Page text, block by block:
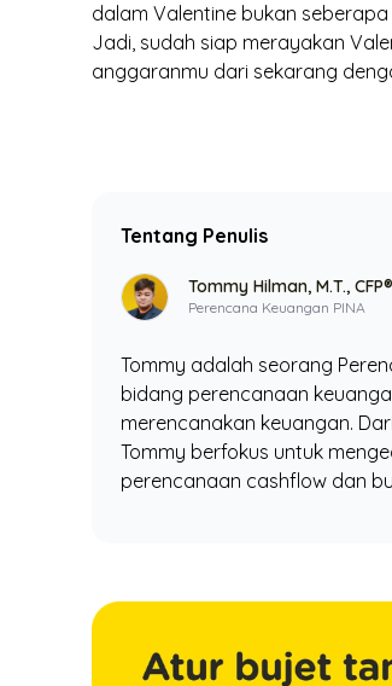
dalam Valentine bukan
Jadi, sudah siap merayakan
anggaranmu dari sekarang
Tentang Penulis
Tommy Hilman, M.T., CFP®
Perencana Keuangan PINA
Tommy adalah seorang
bidang perencanaan
merencanakan keuangan.
Tommy berfokus untuk
perencanaan cashflow dan